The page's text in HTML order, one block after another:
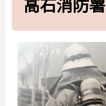
高石消防署